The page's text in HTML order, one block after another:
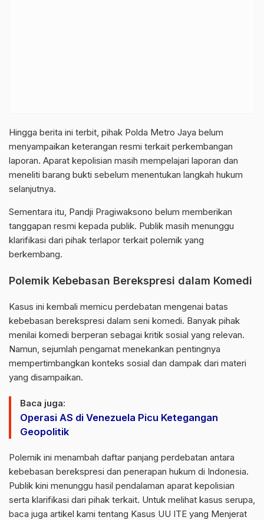
Hingga berita ini terbit, pihak Polda Metro Jaya belum
menyampaikan keterangan resmi terkait perkembangan
laporan. Aparat kepolisian masih mempelajari laporan dan
meneliti barang bukti sebelum menentukan langkah hukum
selanjutnya.
Sementara itu, Pandji Pragiwaksono belum memberikan
tanggapan resmi kepada publik. Publik masih menunggu
klarifikasi dari pihak terlapor terkait polemik yang
berkembang.
Polemik Kebebasan Berekspresi dalam Komedi
Kasus ini kembali memicu perdebatan mengenai batas
kebebasan berekspresi dalam seni komedi. Banyak pihak
menilai komedi berperan sebagai kritik sosial yang relevan.
Namun, sejumlah pengamat menekankan pentingnya
mempertimbangkan konteks sosial dan dampak dari materi
yang disampaikan.
Baca juga:
Operasi AS di Venezuela Picu Ketegangan
Geopolitik
Polemik ini menambah daftar panjang perdebatan antara
kebebasan berekspresi dan penerapan hukum di Indonesia.
Publik kini menunggu hasil pendalaman aparat kepolisian
serta klarifikasi dari pihak terkait. Untuk melihat kasus serupa,
baca juga artikel kami tentang Kasus UU ITE yang Menjerat